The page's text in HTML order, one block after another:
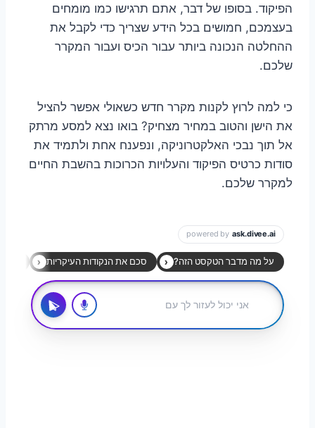
הפיקוד. בסופו של דבר, אתם תרגישו כמו מומחים
בעצמכם, חמושים בכל הידע שצריך כדי לקבל את
ההחלטה הנכונה ביותר עבור הכיס ועבור המקרר
שלכם.
כי למה לרוץ לקנות מקרר חדש כשאולי אפשר להציל
את הישן והטוב במחיר מצחיק? בואו נצא למסע מרתק
אל תוך נבכי האלקטרוניקה, ונפענח אחת ולתמיד את
סודות כרטיס הפיקוד והעלויות הכרוכות בהשבת החיים
למקרר שלכם.